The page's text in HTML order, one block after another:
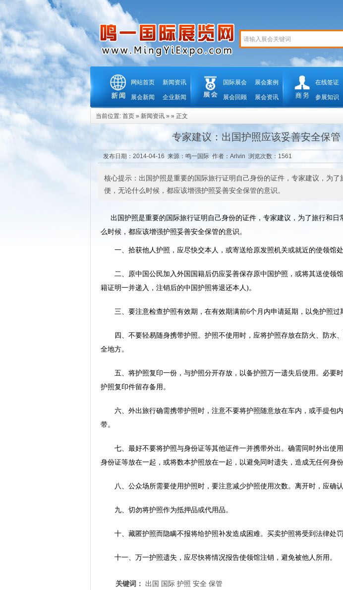
网站首页 新闻资讯
展会新闻 企业新闻
国际展会 展会案例
展会回顾 展会资讯
在线签证
参展知识
当前位置: 首页 » 新闻资讯 » » 正文
专家建议：出国护照应该妥善安全保管
发布日期：2014-04-16 来源： 鸣一国际 作者：Arlvin 浏览次数： 1561
核心提示：出国护照是重要的国际旅行证明自己身份的证件，专家建议，为了
便，无论什么时候，都应该增强护照妥善安全保管的意识。
出国 护照是重要的国际旅行证明自己身份的证件，专家建议，为了旅行和日
么时候，都应该增强护照妥善安全保管的意识。
一、拾获他人护照，应尽快交本人，或寄送给原发照机关或就近的使领馆处
二、原中国公民加入外国国籍后仍应妥善保存原中国护照，或将其送使领馆
籍证明一并递入，注销后的中国护照将退还本人)。
三、要注意检查护照有效期，在有效期满前6个月内申请延期，以免护照过
四、不要轻易随身携带护照。护照不使用时，应将护照存放在防火、防水
全地方。
五、将护照复印一份，与护照分开存放，以备护照万一遗失后使用。必要
护照复印件留存备用。
六、外出旅行确需携带护照时，注意不要将护照随意放在车内，或手提包
带。
七、最好不要将护照与身份证等其他证件一并携带外出。确需同时外出使
身份证等放在一起，或将数本护照放在一起，以避免同时遗失，造成无任何身份
八、公众场所需要使用护照时，要注意减少护照使用次数。离开时，应确认
九、切勿将护照作为抵押品或代用品。
十、藏匿护照而隐瞒不报将给护照补发造成困难。买卖护照将受到法律处罚
十一、万一护照遗失，应尽快将情况报告使领馆注销，避免被他人所用。
关键词： 出国 国际 护照 安全 保管